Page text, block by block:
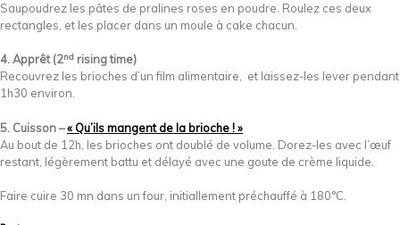
Saupoudrez les pâtes de pralines roses en poudre. Roulez ces deux
rectangles, et les placer dans un moule à cake chacun.
4. Apprêt (2nd rising time)
Recouvrez les brioches d’un film alimentaire, et laissez-les lever pendant
1h30 environ.
5. Cuisson –« Qu’ils mangent de la brioche ! »
Au bout de 12h, les brioches ont doublé de volume. Dorez-les avec l’œuf
restant, légèrement battu et délayé avec une goute de crème liquide.
Faire cuire 30 mn dans un four, initiallement préchauffé à 180°C.